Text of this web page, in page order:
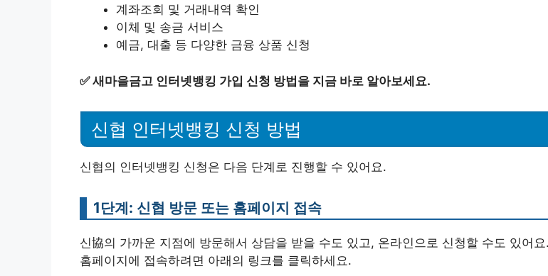
계좌조회 및 거래내역 확인
이체 및 송금 서비스
예금, 대출 등 다양한 금융 상품 신청
✅새마을금고 인터넷뱅킹 가입 신청 방법을 지금 바로 알아보세요.
신협 인터넷뱅킹 신청 방법
신협의 인터넷뱅킹 신청은 다음 단계로 진행할 수 있어요.
1단계: 신협 방문 또는 홈페이지 접속
신協의 가까운 지점에 방문해서 상담을 받을 수도 있고, 온라인으로 신청할 수도 있어요.
홈페이지에 접속하려면 아래의 링크를 클릭하세요.